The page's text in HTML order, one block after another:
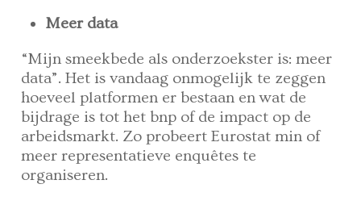
Meer data
“Mijn smeekbede als onderzoekster is: meer
data”. Het is vandaag onmogelijk te zeggen
hoeveel platformen er bestaan en wat de
bijdrage is tot het bnp of de impact op de
arbeidsmarkt. Zo probeert Eurostat min of
meer representatieve enquêtes te
organiseren.